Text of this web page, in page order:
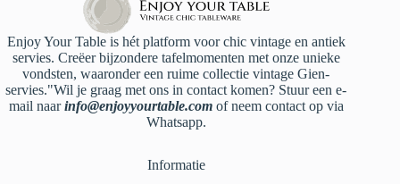
Enjoy Your Table is hét platform voor chic vintage en antiek
servies. Creëer bijzondere tafelmomenten met onze unieke
vondsten, waaronder een ruime collectie vintage Gien-
servies."Wil je graag met ons in contact komen? Stuur een e-
mail naarinfo@enjoyyourtable.comof neem contact op via
Whatsapp.
Informatie